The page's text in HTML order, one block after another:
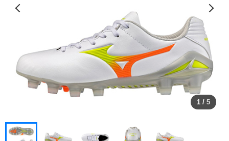
1 / 5